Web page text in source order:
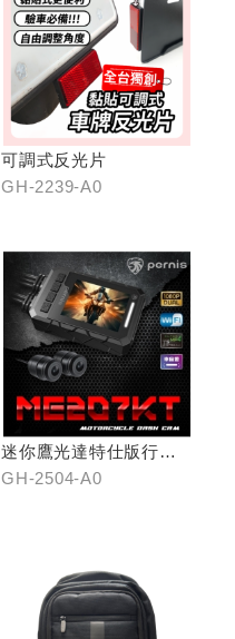
可調式反光片
GH-2239-A0
迷你鷹光達特仕版行車
記錄器
GH-2504-A0